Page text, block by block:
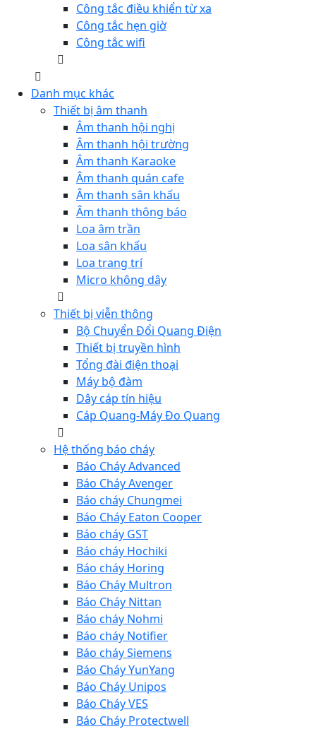
Công tắc điều khiển từ xa
Công tắc hẹn giờ
Công tắc wifi
Danh mục khác
Thiết bị âm thanh
Âm thanh hội nghị
Âm thanh hội trường
Âm thanh Karaoke
Âm thanh quán cafe
Âm thanh sân khấu
Âm thanh thông báo
Loa âm trần
Loa sân khấu
Loa trang trí
Micro không dây
Thiết bị viễn thông
Bộ Chuyển Đổi Quang Điện
Thiết bị truyền hình
Tổng đài điện thoại
Máy bộ đàm
Dây cáp tín hiệu
Cáp Quang-Máy Đo Quang
Hệ thống báo cháy
Báo Cháy Advanced
Báo Cháy Avenger
Báo cháy Chungmei
Báo Cháy Eaton Cooper
Báo cháy GST
Báo cháy Hochiki
Báo cháy Horing
Báo Cháy Multron
Báo Cháy Nittan
Báo cháy Nohmi
Báo cháy Notifier
Báo cháy Siemens
Báo Cháy YunYang
Báo Cháy Unipos
Báo Cháy VES
Báo Cháy Protectwell